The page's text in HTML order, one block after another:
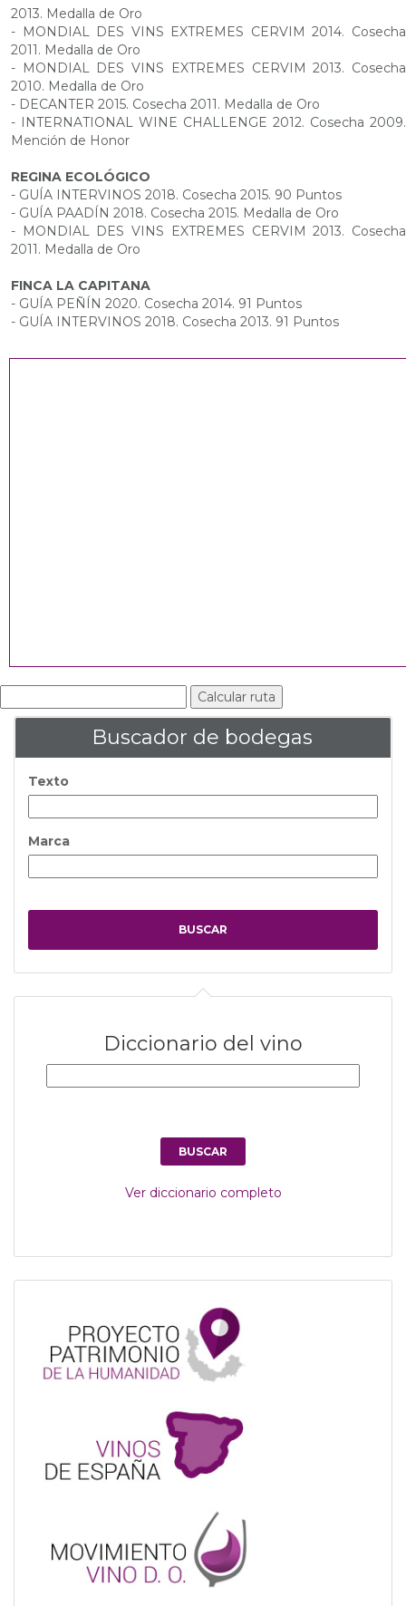
2013. Medalla de Oro
- MONDIAL DES VINS EXTREMES CERVIM 2014. Cosecha
2011. Medalla de Oro
- MONDIAL DES VINS EXTREMES CERVIM 2013. Cosecha
2010. Medalla de Oro
- DECANTER 2015. Cosecha 2011. Medalla de Oro
- INTERNATIONAL WINE CHALLENGE 2012. Cosecha 2009.
Mención de Honor
REGINA ECOLÓGICO
- GUÍA INTERVINOS 2018. Cosecha 2015. 90 Puntos
- GUÍA PAADÍN 2018. Cosecha 2015. Medalla de Oro
- MONDIAL DES VINS EXTREMES CERVIM 2013. Cosecha
2011. Medalla de Oro
FINCA LA CAPITANA
- GUÍA PEÑÍN 2020. Cosecha 2014. 91 Puntos
- GUÍA INTERVINOS 2018. Cosecha 2013. 91 Puntos
Buscador de bodegas
Texto
Marca
Diccionario del vino
Ver diccionario completo